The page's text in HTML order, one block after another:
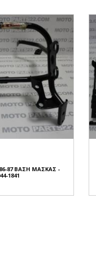
86-87 ΒΑΣΗ ΜΑΣΚΑΣ -
1841